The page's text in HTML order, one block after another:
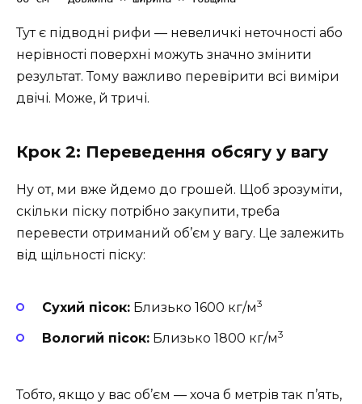
Тут є підводні рифи — невеличкі неточності або
нерівності поверхні можуть значно змінити
результат. Тому важливо перевірити всі виміри
двічі. Може, й тричі.
Крок 2: Переведення обсягу у вагу
Ну от, ми вже йдемо до грошей. Щоб зрозуміти,
скільки піску потрібно закупити, треба
перевести отриманий об’єм у вагу. Це залежить
від щільності піску:
Сухий пісок: Близько 1600 кг/м3
Вологий пісок: Близько 1800 кг/м3
Тобто, якщо у вас об’єм — хоча б метрів так п’ять,